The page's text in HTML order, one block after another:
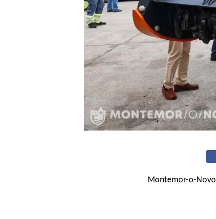
Montemor-o-Novo